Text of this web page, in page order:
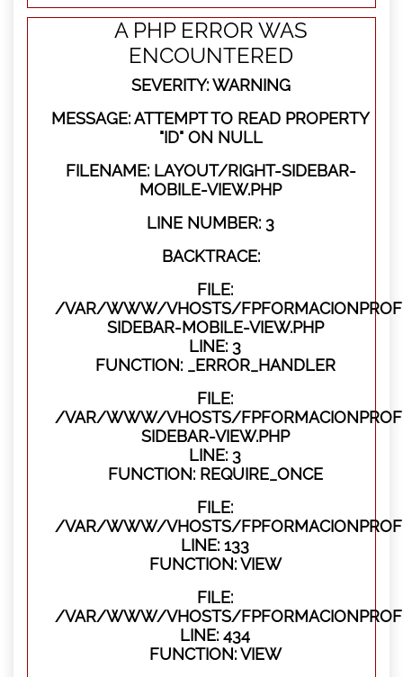
A PHP ERROR WAS
ENCOUNTERED
SEVERITY: WARNING
MESSAGE: ATTEMPT TO READ PROPERTY
"ID" ON NULL
FILENAME: LAYOUT/RIGHT-SIDEBAR-
MOBILE-VIEW.PHP
LINE NUMBER: 3
BACKTRACE:
FILE:
/VAR/WWW/VHOSTS/
SIDEBAR-MOBILE-VIEW.PHP
LINE: 3
FUNCTION: _ERROR_HANDLER
FILE:
/VAR/WWW/VHOSTS/
SIDEBAR-VIEW.PHP
LINE: 3
FUNCTION: REQUIRE_ONCE
FILE:
/VAR/WWW/VHOSTS/
LINE: 133
FUNCTION: VIEW
FILE:
/VAR/WWW/VHOSTS/
LINE: 434
FUNCTION: VIEW